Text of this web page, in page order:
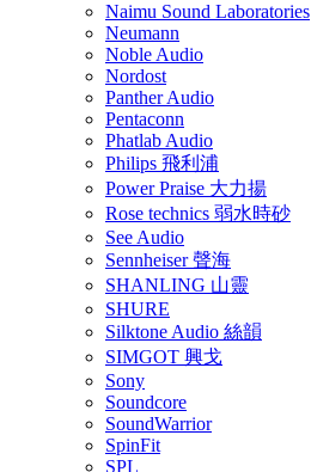
Naimu Sound Laboratories
Neumann
Noble Audio
Nordost
Panther Audio
Pentaconn
Phatlab Audio
Philips 飛利浦
Power Praise 大力揚
Rose technics 弱水時砂
See Audio
Sennheiser 聲海
SHANLING 山靈
SHURE
Silktone Audio 絲韻
SIMGOT 興戈
Sony
Soundcore
SoundWarrior
SpinFit
SPL